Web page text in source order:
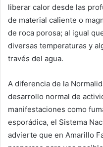
liberar calor desde las
de material caliente o
de roca porosa; al igual
diversas temperaturas y
través del agua.
A diferencia de la
desarrollo normal de
manifestaciones como
esporádica, el Sistema
advierte que en Amarillo